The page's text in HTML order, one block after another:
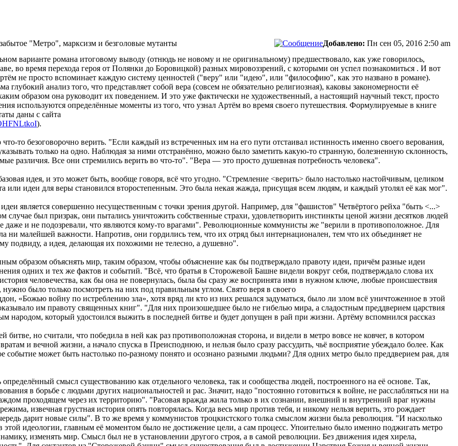
"Метро", марксизм и безголовые мутанты Добавлено: Пн сен 05, 2016 2:50 am
варианте романа итоговому выводу (отнюдь не новому и не оригинальному) предшествовало, как уже говорилось,
во время перехода героя от Полянки до Боровицкой) разных мировоззрений, с которыми он успел познакомиться . И вот
не просто вспоминает каждую систему ценностей ("веру" или "идею", или "философию", как это названо в романе).
глубокий анализ того, что представляет собой вера (совсем не обязательно религиозная), каковы закономерности её
образом она руководит их поведением. И это уже фактически не художественный, а настоящий научный текст, просто
используются определённые моменты из того, что узнал Артём во время своего путешествия. Формулируемые в книге
даны с сайта
).
то безоговорочно верить. "Если каждый из встреченных им на его пути отстаивал истинность именно своего верования,
только на одно. Наблюдая за ними отстранённо, можно было заметить какую-то странную, болезненную склонность,
различия. Все они стремились верить во что-то". "Вера — это просто душевная потребность человека".
идея, и это может быть, вообще говоря, всё что угодно. "Стремление <верить> было настолько настойчивым, целиком
идеи для веры становился второстепенным. Это была некая жажда, присущая всем людям, и каждый утолял её как мог".
является совершенно несущественным с точки зрения другой. Например, для "фашистов" Четвёртого рейха "быть <...>
случае был призрак, они пытались уничтожить собственные страхи, удовлетворить инстинкты ценой жизни десятков людей
даже и не подозревали, что являются кому-то врагами". Революционные коммунисты же "верили в противоположное. Для
ни малейшей важности. Напротив, они гордились тем, что их отряд был интернационален, тем что их объединяет не
подвиду, а идея, делающая их похожими не телесно, а душевно".
образом объяснять мир, таким образом, чтобы объяснение как бы подтверждало правоту идеи, причём разные идеи
одних и тех же фактов и событий. "Всё, что братья в Сторожевой Башне видели вокруг себя, подтверждало слова их
человечества, как бы она не повернулась, была бы сразу же воспринята ими в нужном ключе, любые происшествия
было только посмотреть на них под правильным углом. Свято веря в своего
«Божью войну по истреблению зла», хотя вряд ли кто из них решался задуматься, было ли злом всё уничтоженное в этой
им правоту священных книг". "Для них произошедшее было не гибелью мира, а сладостным преддверием царствия
народом, который удостоился выжить в последней битве и будет допущен в рай при жизни. Артёму вспомнился рассказ
битве, но считали, что победила в ней как раз противоположная сторона, и видели в метро вовсе не ковчег, в котором
вратам и вечной жизни, а начало спуска в Преисподнюю, и нельзя было сразу рассудить, чьё восприятие убеждало более. Как
событие может быть настолько по-разному понято и осознано разными людьми? Для одних метро было преддверием рая, для
определённый смысл существованию как отдельного человека, так и сообщества людей, построенного на её основе. Так,
в борьбе с людьми других национальностей и рас. Значит, надо "постоянно готовиться к войне, не расслабляться ни на
проходящем через их территорию". "Расовая вражда жила только в их сознании, внешний и внутренний враг нужны
извечная грустная история опять повторялась. Когда весь мир против тебя, и никому нельзя верить, это рождает
дарит новые силы". В то же время у коммунистов троцкистского толка смыслом жизни была революция. "И насколько
этой идеологии, главным её моментом было не достижение цели, а сам процесс. Упоительно было именно поджигать метро
изменять мир. Смысл был не в установлении другого строя, а в самой революции. Без движения идея хирела,